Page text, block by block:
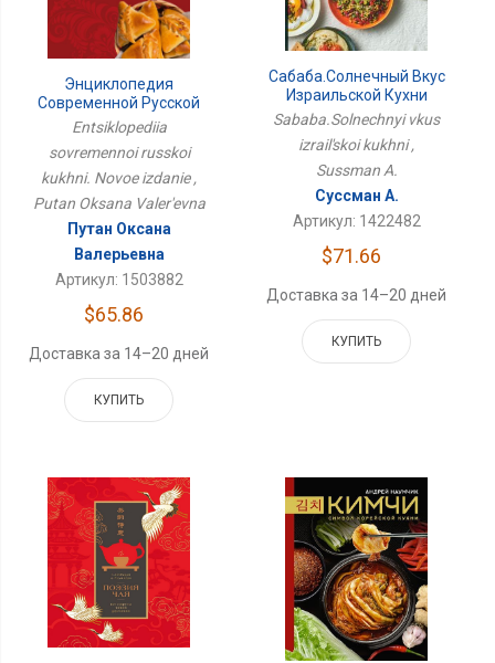
Энциклопедия
Современной Русской
Кухни. Новое Издание
Entsiklopediia
sovremennoi russkoi
kukhni. Novoe izdanie ,
Putan Oksana Valer'evna
Путан Оксана
Валерьевна
Артикул: 1503882
$65.86
Доставка за 14–20 дней
КУПИТЬ
Сабаба.Солнечный Вкус
Израильской Кухни
Sababa.Solnechnyi vkus
izrail'skoi kukhni ,
Sussman A.
Суссман А.
Артикул: 1422482
$71.66
Доставка за 14–20 дней
КУПИТЬ